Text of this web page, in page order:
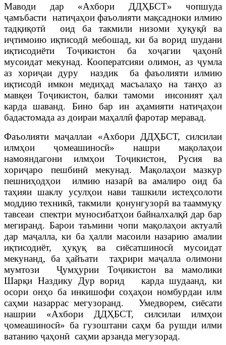
Маводи дар «Ахбори ДДҲБСТ» чопшуда
ҷамъбасти натиҷаҳои фаъолияти мақсадноки илмию
тадқиқотӣ оид ба такмили низоми ҳуқуқӣ ва
иҷтимоию иқтисодӣ мебошад, ки ба ворид шудани
иқтисодиёти Тоҷикистон ба хоҷагии ҷаҳонӣ
мусоидат мекунад. Кооператсияи олимон, аз ҷумла
аз хориҷаи дуру наздик ба фаъолияти илмию
иқтисодӣ имкон медиҳад масъалаҳо на танҳо аз
мавқеи Тоҷикистон, балки тамоми инсоният ҳал
карда шаванд. Бино бар ин аҳамияти натиҷаҳои
бадастомада аз доираи маҳаллӣ фаротар меравад.
Фаъолияти маҷаллаи «Ахбори ДДҲБСТ, силсилаи
илмҳои ҷомеашиносӣ» нашри мақолаҳои
намояндагони илмҳои Тоҷикистон, Русия ва
хориҷаро пешбинӣ мекунад. Мақолаҳои мазкур
пешниҳодҳои илмию назарӣ ва амалиро оид ба
таҳияи шаклу усулҳои нави ташкили истеҳсолоти
моддию техникӣ, такмили қонунгузорӣ ва тааммуқу
тавсеаи спектри муносибатҳои байналхалқӣ дар бар
мегиранд. Барои таъмини чопи мақолаҳои актуалӣ
дар маҷалла, ки ба ҳалли масоили назарию амалии
иқтисодиёт, ҳуқуқ ва сиёсатшиносӣ мусоидат
мекунанд, ба ҳайъати таҳрири маҷалла олимони
мумтози Ҷумҳурии Тоҷикистон ва мамолики
Шарқи Наздику Дур ворид карда шудаанд, ки
осори онҳо ба инкишофи соҳаҳои номбурдаи илм
саҳми назаррас мегузоранд. Умедворем, сиёсати
нашрии «Ахбори ДДҲБСТ, силсилаи илмҳои
ҷомеашиносӣ» ба гузоштани саҳм ба рушди илми
ватанию ҷаҳонӣ саҳми арзанда мегузорад.